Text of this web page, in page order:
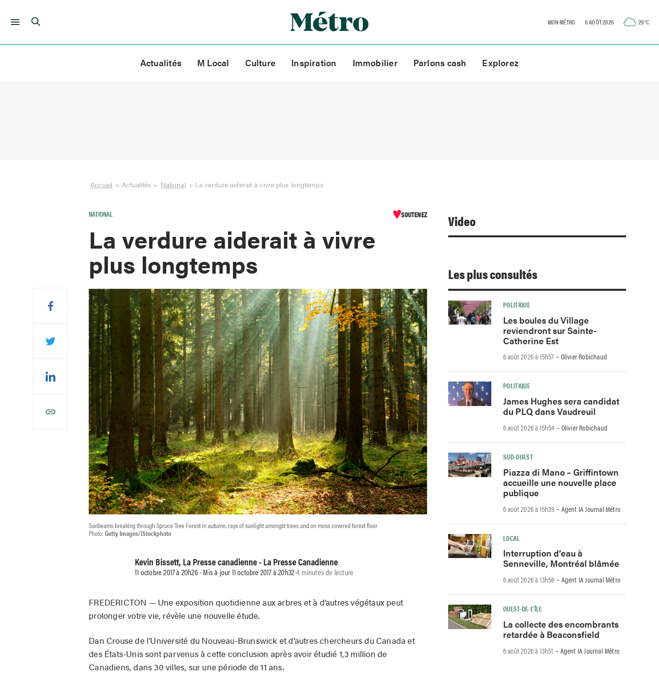
Skip
MON MÉTRO 6 AOÛT 2026 29°C
Actualités M Local Culture Inspiration Immobilier Parlons cash Explorez
Accueil »Actualités » National » La verdure aiderait à vivre plus longtemps
NATIONAL SOUTENEZ
La verdure aiderait à vivre
plus longtemps
Sunbeams breaking through Spruce Tree Forest in autumn, rays of sunlight amongst trees and on moss covered forest floor
Photo:Getty Images/iStockphoto
Kevin Bissett, La Presse canadienne - La Presse Canadienne
11 octobre 2017 à 20h26 - Mis à jour 11 octobre 2017 à 20h324 minutes de lecture
FREDERICTON — Une exposition quotidienne aux arbres et à d’autres végétaux peut
prolonger votre vie, révèle une nouvelle étude.
Dan Crouse de l’Université du Nouveau-Brunswick et d’autres chercheurs du Canada et
des États-Unis sont parvenus à cette conclusion après avoir étudié 1,3 million de
Canadiens, dans 30 villes, sur une période de 11 ans.
Video
Les plus consultés
POLITIQUE
Les boules du Village
reviendront sur Sainte-
Catherine Est
6 août 2026 à 15h57 -Olivier Robichaud
POLITIQUE
James Hughes sera candidat
du PLQ dans Vaudreuil
6 août 2026 à 15h54 -Olivier Robichaud
SUD-OUEST
Piazza di Mano – Griffintown
accueille une nouvelle place
publique
6 août 2026 à 15h39 -Agent IA Journal Métro
LOCAL
Interruption d’eau à
Senneville, Montréal blâmée
6 août 2026 à 13h58 -Agent IA Journal Métro
OUEST-DE-L’ÎLE
La collecte des encombrants
retardée à Beaconsfield
6 août 2026 à 13h51 -Agent IA Journal Métro